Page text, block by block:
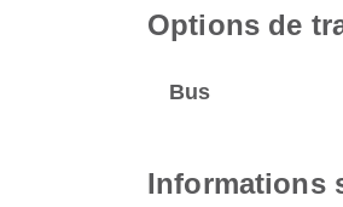
Options de
Bus
Informations